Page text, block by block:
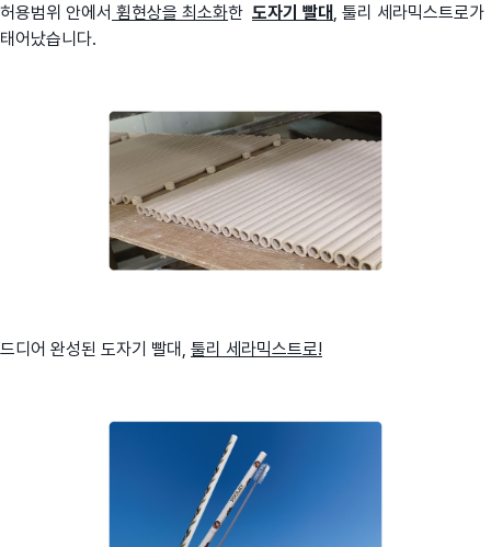
허용범위 안에서 휨현상을 최소화한 도자기 빨대 , 툴리 세라믹스트로가
태어났습니다.
드디어 완성된 도자기 빨대, 툴리 세라믹스트로!